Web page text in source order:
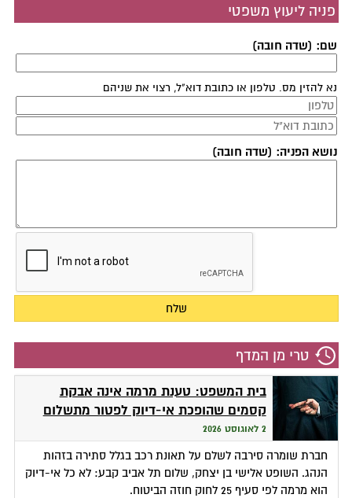
פניה ליעוץ משפטי
שם: (שדה חובה)
נא להזין מס. טלפון או כתובת דוא"ל, רצוי את שניהם
נושא הפניה: (שדה חובה)
טרי מן המדף
בית המשפט: טענת מרמה אינה אבקת
קסמים שהופכת אי-דיוק לפטור מתשלום
2 לאוגוסט 2026
חברת שומרה סירבה לשלם על תאונת רכב בגלל סתירה בזהות
הנהג. השופט אלישי בן יצחק, שלום תל אביב קבע: לא כל אי-דיוק
הוא מרמה לפי סעיף 25 לחוק חוזה הביטוח.